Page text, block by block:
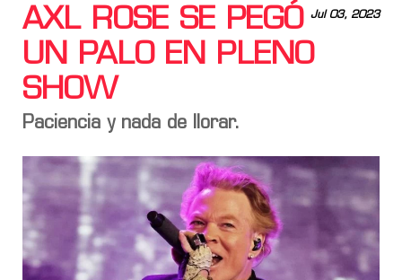
Jul 03, 2023
AXL ROSE SE PEGÓ
UN PALO EN PLENO
SHOW
Paciencia y nada de llorar.